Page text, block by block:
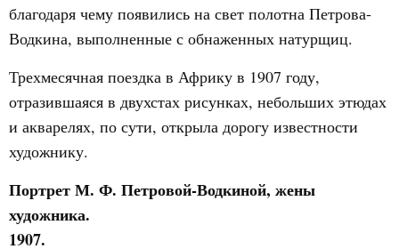
благодаря чему появились на свет полотна Петрова-
Водкина, выполненные с обнаженных натурщиц.
Трехмесячная поездка в Африку в 1907 году,
отразившаяся в двухстах рисунках, небольших этюдах
и акварелях, по сути, открыла дорогу известности
художнику.
Портрет М. Ф. Петровой-Водкиной, жены
художника.
1907.